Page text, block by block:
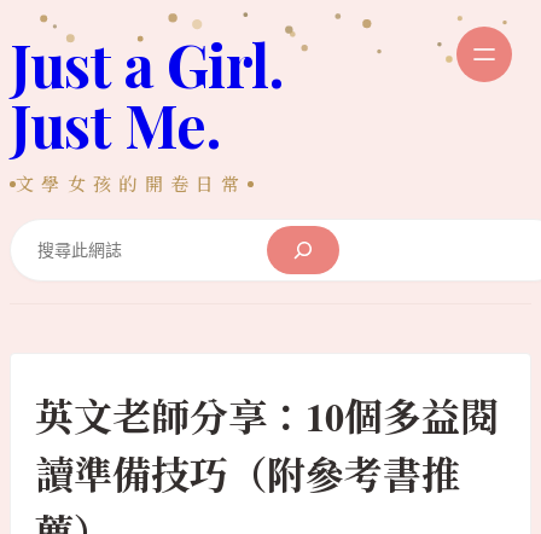
至
主
內
容
Just a Girl.
Just Me.
文學女孩的開卷日常
英文老師分享：10個多益閱
讀準備技巧（附參考書推